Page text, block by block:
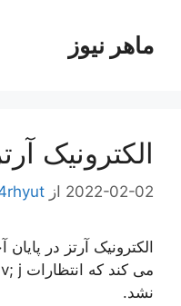
محتواماهر نیوز
الکترونیک
2022-02-02 از
الکترونیک آرتز در
نشد.